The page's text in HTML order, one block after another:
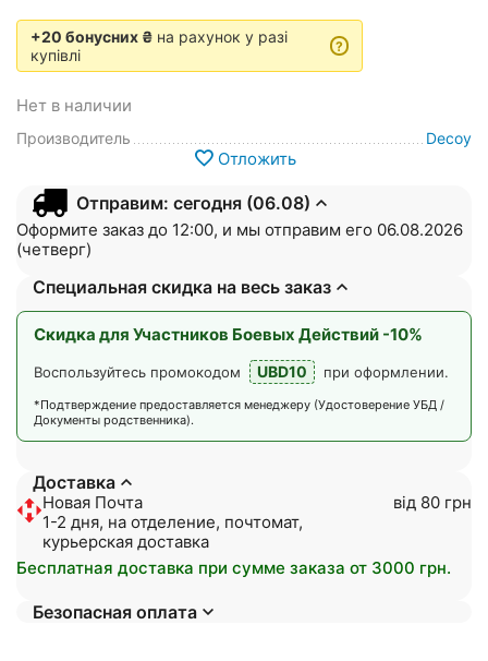
+20 бонусних ₴ на рахунок у разі
купівлі
?
Нет в наличии
Производитель Decoy
Отложить
Отправим: сегодня (06.08)
Оформите заказ до 12:00, и мы отправим его 06.08.2026
(четверг)
Специальная скидка на весь заказ
Скидка для Участников Боевых Действий -10%
Воспользуйтесь промокодом UBD10 при оформлении.
*Подтверждение предоставляется менеджеру (Удостоверение УБД /
Документы родственника).
Доставка
Новая Почта
1-2 дня, на отделение, почтомат,
курьерская доставка
від 80 грн
Бесплатная доставка при сумме заказа от 3000 грн.
Безопасная оплата